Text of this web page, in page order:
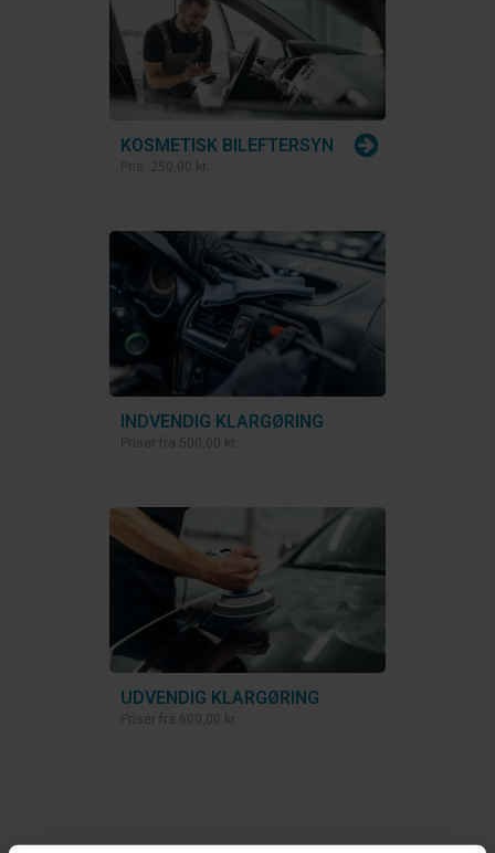
KOSMETISK BILEFTERSYN
Pris: 250,00 kr.
INDVENDIG KLARGØRING
Priser fra 500,00 kr.
UDVENDIG KLARGØRING
Priser fra 600,00 kr.